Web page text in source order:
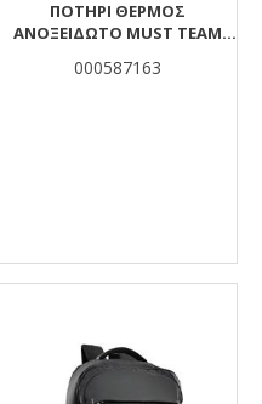
ΠΟΤΉΡΙ ΘΕΡΜΌΣ
ΑΝΟΞΕΊΔΩΤΟ MUST TEAM
ΜΕ ΚΑΛΑΜΆΚΙ
000587163